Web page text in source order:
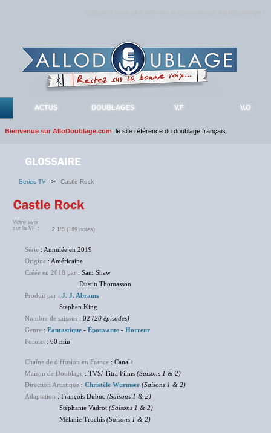
ACTUS DOUBLAGES V.F V.O
Bienvenue sur AlloDoublage.com , le site référence du doublage français.
Series TV > Castle Rock
Votre avis
sur la VF :
2.1/5 (169 notes)
Série : Annulée en 2019
Origine : Américaine
Créée en 2018 par : Sam Shaw
Dustin Thomasson
Produit par : J. J. Abrams
Stephen King
Nombre de saisons : 02 (20 épisodes)
Genre : Fantastique - Épouvante - Horreur
Format : 60 min
Chaîne de diffusion en France : Canal+
Maison de Doublage : TVS/ Titra Films (Saisons 1 & 2)
Direction Artistique : Christèle Wurmser (Saisons 1 & 2)
Adaptation : François Dubuc (Saisons 1 & 2)
Stéphanie Vadrot (Saisons 1 & 2)
Mélanie Truchis (Saisons 1 & 2)